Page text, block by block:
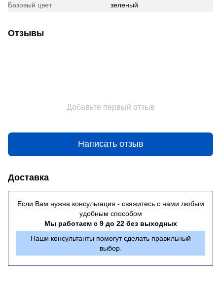
Базовый цвет
зеленый
Отзывы
Добавьте первый отзыв
Написать отзыв
Доставка
Если Вам нужна консультация - свяжитесь с нами любым
удобным способом
Мы работаем с 9 до 22 без выходных
Наши консультанты помогут сделать правильный
выбор.